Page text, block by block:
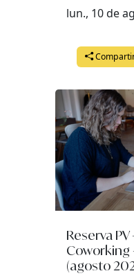
lun., 10 de
Reserva
Coworking
(agosto